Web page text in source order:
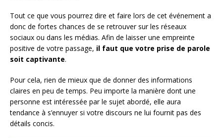
Tout ce que vous pourrez dire et faire lors de cet événement a
donc de fortes chances de se retrouver sur les réseaux
sociaux ou dans les médias. Afin de laisser une empreinte
positive de votre passage, il faut que votre prise de parole
soit captivante.
Pour cela, rien de mieux que de donner des informations
claires en peu de temps. Peu importe la manière dont une
personne est intéressée par le sujet abordé, elle aura
tendance à s’ennuyer si votre discours ne lui fournit pas des
détails concis.